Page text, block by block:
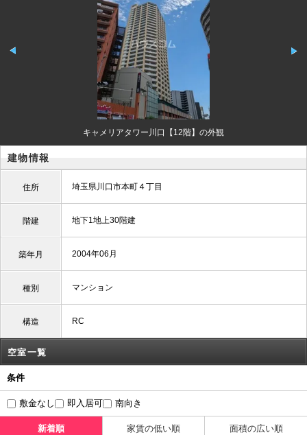
キャメリアタワー川口【12階】の外観
建物情報
住所 埼玉県川口市本町４丁目
階建 地下1地上30階建
築年月 2004年06月
種別 マンション
構造 RC
空室一覧
条件
敷金なし 即入居可 南向き
新着順 家賃の低い順 面積の広い順